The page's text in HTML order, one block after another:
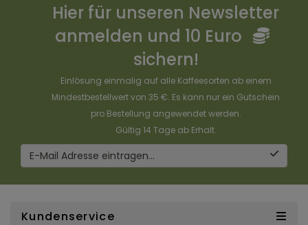
Hier für unseren Newsletter
anmelden und 10 Euro
sichern!
Einlösung einmalig auf alle Kaffeesorten ab einem
Mindestbestellwert von 35 €. Es kann nur ein Gutschein
pro Bestellung angewendet werden.
Gültig 14 Tage ab Erhalt.
E-Mail Adresse eintragen...
Kundenservice